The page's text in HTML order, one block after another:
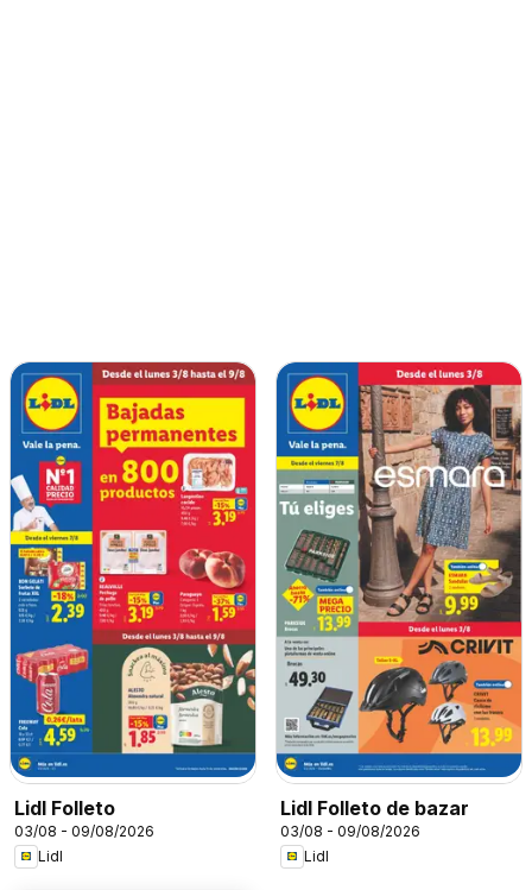
Lidl Folleto
03/08 - 09/08/2026
Lidl
Lidl Folleto de bazar
03/08 - 09/08/2026
Lidl